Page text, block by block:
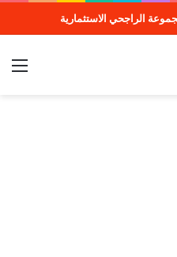
الراجحي الاستثمارية